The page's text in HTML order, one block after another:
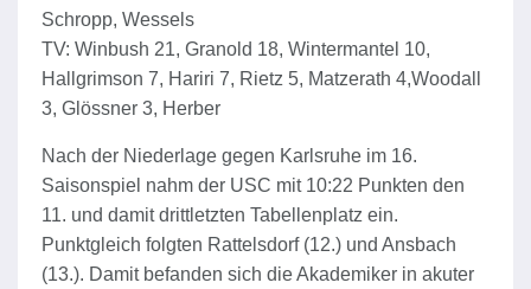
Schropp, Wessels
TV: Winbush 21, Granold 18, Wintermantel 10,
Hallgrimson 7, Hariri 7, Rietz 5, Matzerath 4,Woodall
3, Glössner 3, Herber
Nach der Niederlage gegen Karlsruhe im 16.
Saisonspiel nahm der USC mit 10:22 Punkten den
11. und damit drittletzten Tabellenplatz ein.
Punktgleich folgten Rattelsdorf (12.) und Ansbach
(13.). Damit befanden sich die Akademiker in akuter